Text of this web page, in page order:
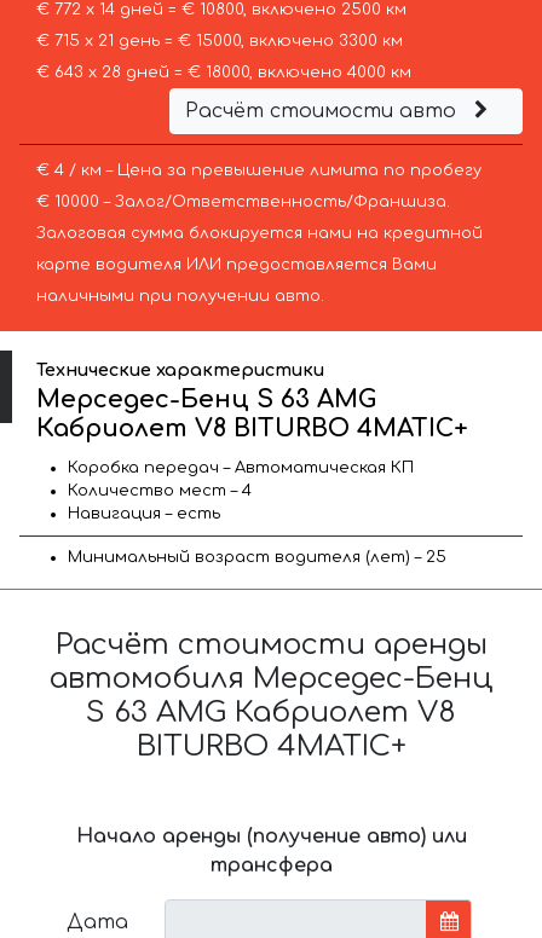
€ 772 х 14 дней = € 10800, включено 2500 км
€ 715 х 21 день = € 15000, включено 3300 км
€ 643 х 28 дней = € 18000, включено 4000 км
Расчёт стоимости авто
€ 4 / км – Цена за превышение лимита по пробегу
€ 10000 – Залог/Ответственность/Франшиза.
Залоговая сумма блокируется нами на кредитной
карте водителя ИЛИ предоставляется Вами
наличными при получении авто.
Технические характеристики
Мерседес-Бенц S 63 AMG
Кабриолет V8 BITURBO 4MATIC+
Коробка передач – Автоматическая КП
Количество мест – 4
Навигация – есть
Минимальный возраст водителя (лет) – 25
Расчёт стоимости аренды
автомобиля Мерседес-Бенц
S 63 AMG Кабриолет V8
BITURBO 4MATIC+
Начало аренды (получение авто) или
трансфера
Дата